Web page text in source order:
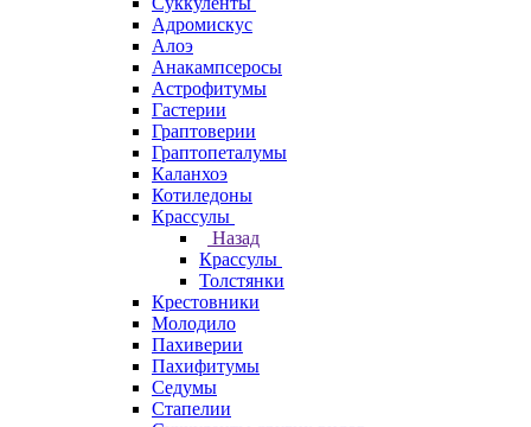
Адромискус
Алоэ
Анакампсеросы
Астрофитумы
Гастерии
Граптоверии
Граптопеталумы
Каланхоэ
Котиледоны
Крассулы
Назад
Крассулы
Толстянки
Крестовники
Молодило
Пахиверии
Пахифитумы
Седумы
Стапелии